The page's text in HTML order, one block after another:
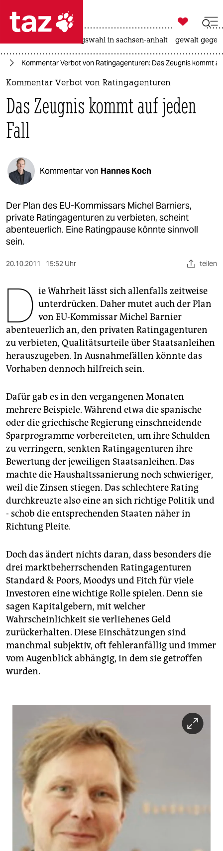
 taz zahl ich
taz zahl ich
politik
öko
gesellschaft
kultur
sport
berlin
nord
wahrheit
verlag
veranstaltungen
shop
fragen & hilfe
unterstützen
abo
genossenschaft
epaper login

taz zahl ich
landtagswahl in sachsen-anhalt gewalt
Kommentar Verbot von Ratingagenturen: Das Zeugnis kommt
Kommentar Verbot von Ratingagenturen
Das Zeugnis kommt auf jeden
Fall
Kommentar von Hannes Koch
Der Plan des EU-Kommissars Michel Barniers,
private Ratingagenturen zu verbieten, scheint
abenteuerlich. Eine Ratingpause könnte sinnvoll
sein.
20.10.2011 15:52 Uhr teilen
D ie Wahrheit lässt sich allenfalls zeitweise
unterdrücken. Daher mutet auch der Plan
von EU-Kommissar Michel Barnier
abenteuerlich an, den privaten Ratingagenturen
zu verbieten, Qualitätsurteile über Staatsanleihen
herauszugeben. In Ausnahmefällen könnte das
Vorhaben dennoch hilfreich sein.
Dafür gab es in den vergangenen Monaten
mehrere Beispiele. Während etwa die spanische
oder die griechische Regierung einschneidende
Sparprogramme vorbereiteten, um ihre Schulden
zu verringern, senkten Ratingagenturen ihre
Bewertung der jeweiligen Staatsanleihen. Das
machte die Haushaltssanierung noch schwieriger,
weil die Zinsen stiegen. Das schlechtere Rating
durchkreuzte also eine an sich richtige Politik und
- schob die entsprechenden Staaten näher in
Richtung Pleite.
Doch das ändert nichts daran, dass besonders die
drei marktbeherrschenden Ratingagenturen
Standard & Poors, Moodys und Fitch für viele
Investoren eine wichtige Rolle spielen. Denn sie
sagen Kapitalgebern, mit welcher
Wahrscheinlichkeit sie verliehenes Geld
zurückerhalten. Diese Einschätzungen sind
manchmal subjektiv, oft fehleranfällig und immer
vom Augenblick abhängig, in dem sie getroffen
wurden.